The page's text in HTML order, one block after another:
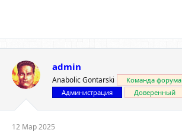
admin
Anabolic Gontarski
Команда форума
Администрация
Доверенный
12 Мар 2025